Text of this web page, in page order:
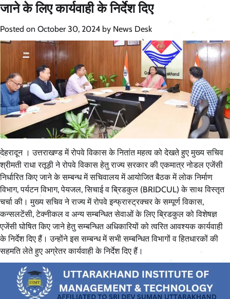
जाने के लिए कार्यवाही के निर्देश दिए
Posted on October 30, 2024 by News Desk
देहरादून । उत्तराखण्ड में रोपवे विकास के नितांत महत्व को देखते हुए मुख्य सचिव
श्रीमती राधा रतूड़ी ने रोपवे विकास हेतु राज्य सरकार की एकमात्र नोडल एजेंसी
निर्धारित किए जाने के सम्बन्ध में सचिवालय में आयोजित बैठक में लोक निर्माण
विभाग, पर्यटन विभाग, पेयजल, सिचाई व ब्रिडकुल (BRIDCUL) के साथ विस्तृत
चर्चा की। मुख्य सचिव ने राज्य में रोपवे इन्फ्रास्ट्रक्चर के सम्पूर्ण विकास,
कन्सलटेंसी, टेक्नीकल व अन्य सम्बन्धित सेवाओं के लिए ब्रिडकुल को विशेषज्ञ
एजेंसी घोषित किए जाने हेतु सम्बन्धित अधिकारियों को त्वरित आवश्यक कार्यवाही
के निर्देश दिए हैं। उन्होंने इस सम्बन्ध में सभी सम्बन्धित विभागों व हितधारकों की
सहमति लेते हुए अग्रेतर कार्यवाही के निर्देश दिए हैं।